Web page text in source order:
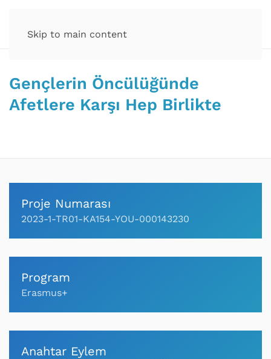
Skip to main content
Gençlerin Öncülüğünde
Afetlere Karşı Hep Birlikte
Proje Numarası
2023-1-TR01-KA154-YOU-000143230
Program
Erasmus+
Anahtar Eylem